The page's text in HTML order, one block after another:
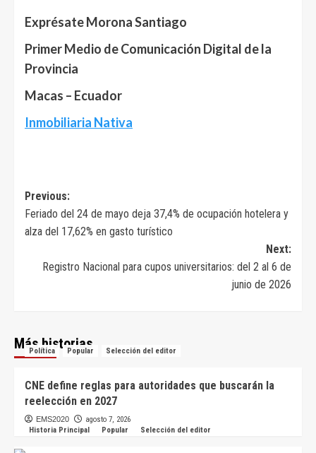
Exprésate Morona Santiago
Primer Medio de Comunicación Digital de la
Provincia
Macas – Ecuador
Inmobiliaria Nativa
Navegación
de
entradas
Previous:
Feriado del 24 de mayo deja 37,4% de ocupación hotelera y
alza del 17,62% en gasto turístico
Next:
Registro Nacional para cupos universitarios: del 2 al 6 de
junio de 2026
Más historias
Política Popular Selección del editor
CNE define reglas para autoridades que buscarán la
reelección en 2027
EMS2020
agosto 7, 2026
Historia Principal
Popular Selección del editor